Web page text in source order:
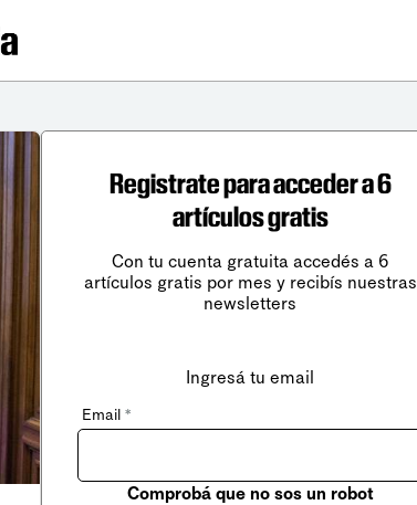
Registrate para acceder a 6
artículos gratis
Con tu cuenta gratuita accedés a 6
artículos gratis por mes y recibís nuestras
newsletters
Ingresá tu email
Email *
Comprobá que no sos un robot